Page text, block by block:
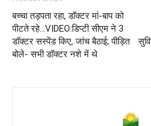
बच्चा तड़पता रहा, डॉक्टर मां-बाप को
पीटते रहे…VIDEO:डिप्टी सीएम ने 3
डॉक्टर सस्पेंड किए, जांच बैठाई; पीड़ित
बोले- सभी डॉक्टर नशे में थे